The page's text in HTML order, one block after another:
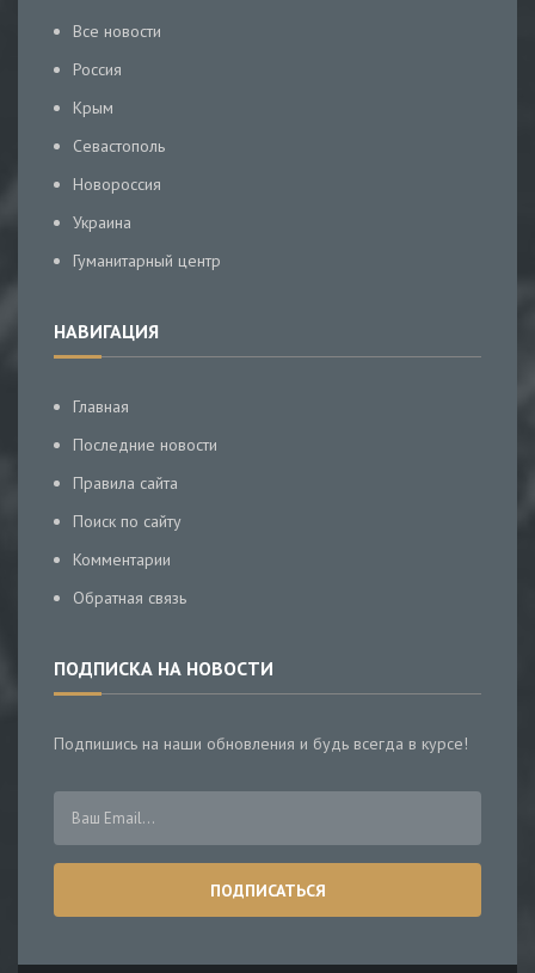
Все новости
Россия
Крым
Севастополь
Новороссия
Украина
Гуманитарный центр
НАВИГАЦИЯ
Главная
Последние новости
Правила сайта
Поиск по сайту
Комментарии
Обратная связь
ПОДПИСКА НА НОВОСТИ
Подпишись на наши обновления и будь всегда в курсе!